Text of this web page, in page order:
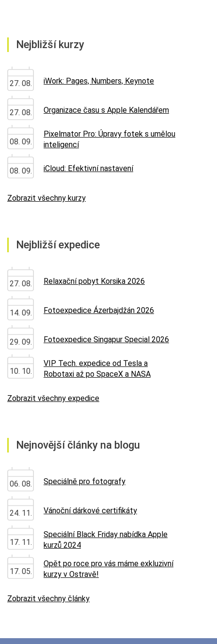
Nejbližší kurzy
27. 08. iWork: Pages, Numbers, Keynote
27. 08. Organizace času s Apple Kalendářem
08. 09.
Pixelmator Pro: Úpravy fotek s umělou
inteligencí
08. 09. iCloud: Efektivní nastavení
Zobrazit všechny kurzy
Nejbližší expedice
27. 08. Relaxační pobyt Korsika 2026
14. 09. Fotoexpedice Ázerbajdžán 2026
29. 09. Fotoexpedice Singapur Special 2026
10. 10.
VIP Tech. expedice od Tesla a
Robotaxi až po SpaceX a NASA
Zobrazit všechny expedice
Nejnovější články na blogu
06. 08. Speciálně pro fotografy
24. 11. Vánoční dárkové certifikáty
17. 11.
Speciální Black Friday nabídka Apple
kurzů 2024
17. 05.
Opět po roce pro vás máme exkluzivní
kurzy v Ostravě!
Zobrazit všechny články